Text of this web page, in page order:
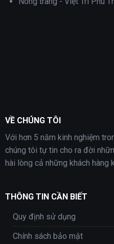
VỀ CHÚNG TÔI
Với hơn 5 năm kinh nghiệm
chúng tôi tự tin cho ra đời
hài lòng cả những khách hàng
THÔNG TIN CẦN BIẾT
Quy định sử dụng
Chính sách bảo mật